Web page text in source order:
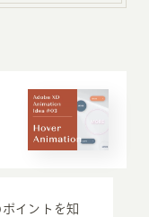
イントを知